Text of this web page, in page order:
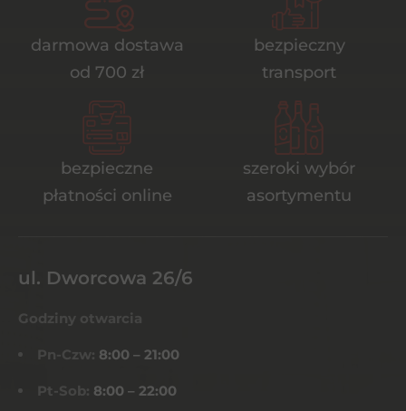
darmowa dostawa
od 700 zł
bezpieczny
transport
bezpieczne
płatności online
szeroki wybór
asortymentu
ul. Dworcowa 26/6
Godziny otwarcia
Pn-Czw: 8:00 – 21:00
Pt-Sob: 8:00 – 22:00